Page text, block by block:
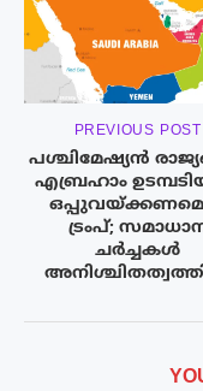
PREVIOUS POST
പശ്ചിമേഷ്യൻ
എബ്രഹാം
ട്രംപ്;
ചർച്ചകൾ